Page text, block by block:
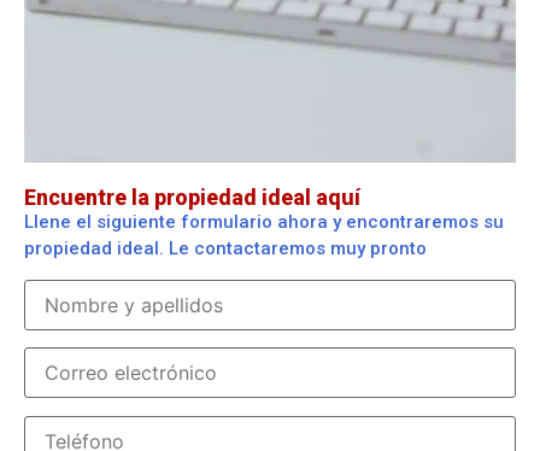
Encuentre la propiedad ideal aquí
Llene el siguiente formulario ahora y encontraremos su
propiedad ideal. Le contactaremos muy pronto